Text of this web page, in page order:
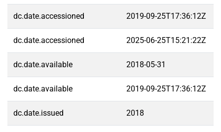
dc.date.accessioned 2019-09-25T17:36:12Z
dc.date.accessioned 2025-06-25T15:21:22Z
dc.date.available 2018-05-31
dc.date.available 2019-09-25T17:36:12Z
dc.date.issued 2018